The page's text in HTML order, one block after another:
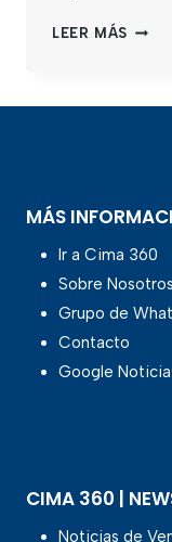
LEER MÁS
MÁS
Ir a Cima 360
Sobre Nosotros
Grupo de
Contacto
Google
CIMA 360 |
Noticias de